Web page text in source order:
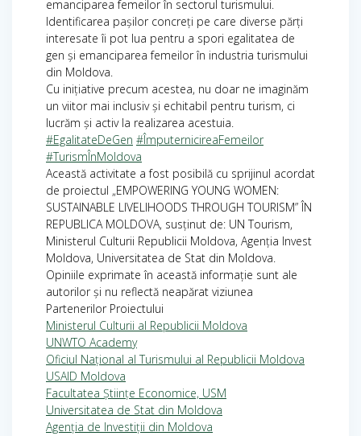
emanciparea femeilor în sectorul turismului.
Identificarea pașilor concreți pe care diverse părți
interesate îi pot lua pentru a spori egalitatea de
gen și emanciparea femeilor în industria turismului
din Moldova.
Cu inițiative precum acestea, nu doar ne imaginăm
un viitor mai inclusiv și echitabil pentru turism, ci
lucrăm și activ la realizarea acestuia.
#EgalitateDeGen #ÎmputernicireaFemeilor
#TurismÎnMoldova
Această activitate a fost posibilă cu sprijinul acordat
de proiectul „EMPOWERING YOUNG WOMEN:
SUSTAINABLE LIVELIHOODS THROUGH TOURISM” ÎN
REPUBLICA MOLDOVA, susținut de: UN Tourism,
Ministerul Culturii Republicii Moldova, Agenția Invest
Moldova, Universitatea de Stat din Moldova.
Opiniile exprimate în această informație sunt ale
autorilor și nu reflectă neapărat viziunea
Partenerilor Proiectului
Ministerul Culturii al Republicii Moldova
UNWTO Academy
Oficiul Național al Turismului al Republicii Moldova
USAID Moldova
Facultatea Științe Economice, USM
Universitatea de Stat din Moldova
Agenția de Investiții din Moldova